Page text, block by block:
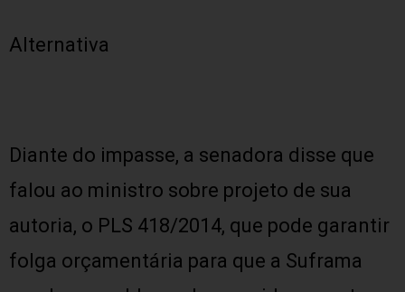
Alternativa
Diante do impasse, a senadora disse que
falou ao ministro sobre projeto de sua
autoria, o PLS 418/2014, que pode garantir
folga orçamentária para que a Suframa